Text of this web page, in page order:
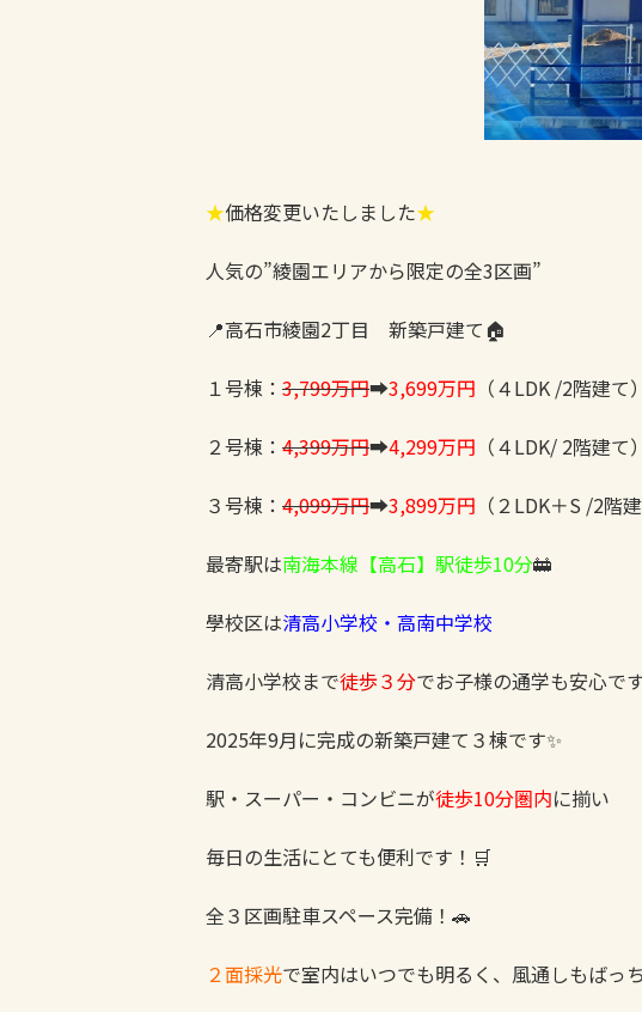
★価格変更いたしました★
人気の”綾園エリアから限定の全3区画”
📍高石市綾園2丁目 新築戸建て🏠
１号棟： 3,799万円➡3,699万円 （４LDK /2階建て）
２号棟： 4,399万円➡4,299万円 （４LDK/ 2階建て）
３号棟： 4,099万円➡3,899万円 （２LDK＋S /2階建
最寄駅は南海本線【高石】駅徒歩10分🚋
學校区は清高小学校・高南中学校
清高小学校まで徒歩３分でお子様の通学も安心で
2025年9月に完成の新築戸建て３棟です✨
駅・スーパー・コンビニが徒歩10分圏内に揃い
毎日の生活にとても便利です！🛒
全３区画駐車スペース完備！🚗
２面採光で室内はいつでも明るく、風通しもばっ